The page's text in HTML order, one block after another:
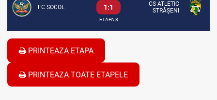
FC SOCOL 1:1
CS ATLETIC
STRĂȘENI
ETAPA 8
PRINTEAZA ETAPA
PRINTEAZA TOATE ETAPELE